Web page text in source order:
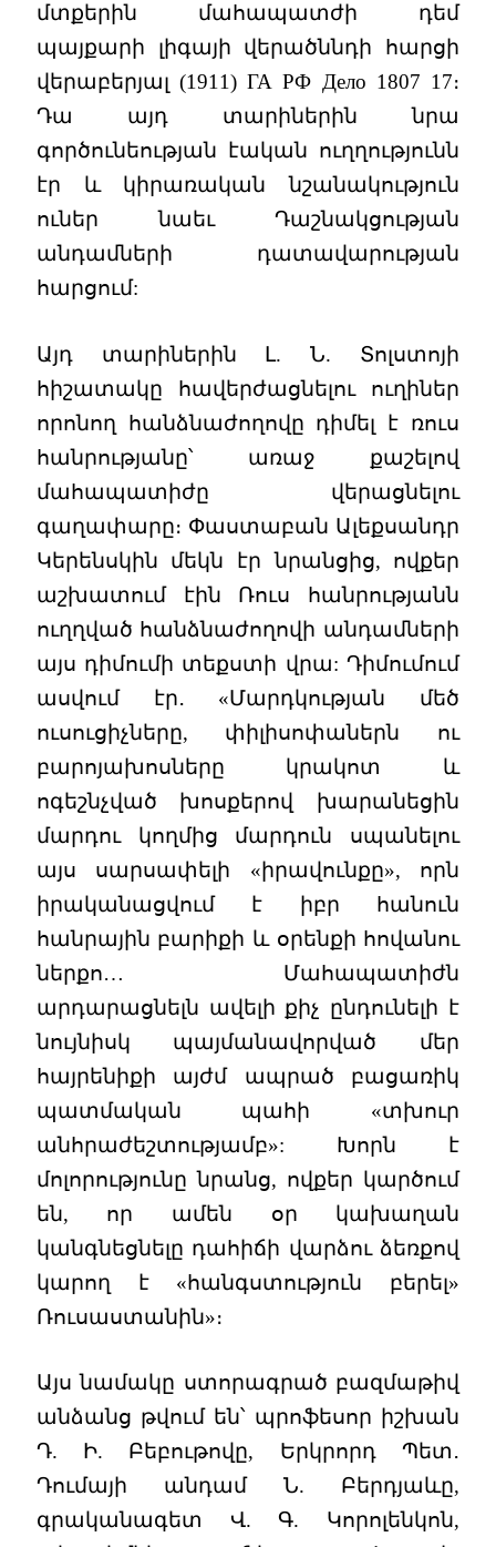
մտքերին մահապատժի դեմ
պայքարի լիգայի վերածննդի հարցի
վերաբերյալ (1911) ГА РФ Дело 1807 17։
Դա այդ տարիներին նրա
գործունեության էական ուղղությունն
էր և կիրառական նշանակություն
ուներ նաեւ Դաշնակցության
անդամների դատավարության
հարցում:
Այդ տարիներին Լ. Ն. Տոլստոյի
հիշատակը հավերժացնելու ուղիներ
որոնող հանձնաժողովը դիմել է ռուս
հանրությանը՝ առաջ քաշելով
մահապատիժը վերացնելու
գաղափարը։ Փաստաբան Ալեքսանդր
Կերենսկին մեկն էր նրանցից, ովքեր
աշխատում էին Ռուս հանրությանն
ուղղված հանձնաժողովի անդամների
այս դիմումի տեքստի վրա: Դիմումում
ասվում էր․ «Մարդկության մեծ
ուսուցիչները, փիլիսոփաներն ու
բարոյախոսները կրակոտ և
ոգեշնչված խոսքերով խարանեցին
մարդու կողմից մարդուն սպանելու
այս սարսափելի «իրավունքը», որն
իրականացվում է իբր հանուն
հանրային բարիքի և օրենքի հովանու
ներքո… Մահապատիժն
արդարացնելն ավելի քիչ ընդունելի է
նույնիսկ պայմանավորված մեր
հայրենիքի այժմ ապրած բացառիկ
պատմական պահի «տխուր
անհրաժեշտությամբ»: Խորն է
մոլորությունը նրանց, ովքեր կարծում
են, որ ամեն օր կախաղան
կանգնեցնելը դահիճի վարձու ձեռքով
կարող է «հանգստություն բերել»
Ռուսաստանին»։
Այս նամակը ստորագրած բազմաթիվ
անձանց թվում են՝ պրոֆեսոր իշխան
Դ. Ի. Բեբութովը, Երկրորդ Պետ․
Դումայի անդամ Ն. Բերդյաևը,
գրականագետ Վ. Գ. Կորոլենկոն,